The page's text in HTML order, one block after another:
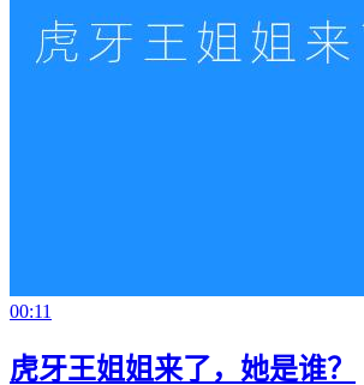
00:11
虎牙王姐姐来了，她是谁？